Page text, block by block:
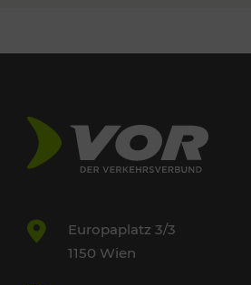
Europaplatz 3/3
1150 Wien